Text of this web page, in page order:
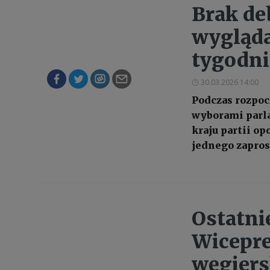
Brak
30.03.2026 14:00
Podczas
wyborami
kraju partii
jednego